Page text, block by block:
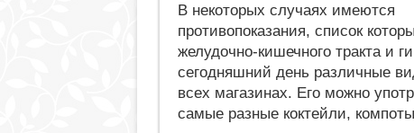
В некоторых случаях имеются
противопоказания, список
желудочно-кишечного тракта и
сегодняшний день различные
всех магазинах. Его можно
самые разные коктейли,